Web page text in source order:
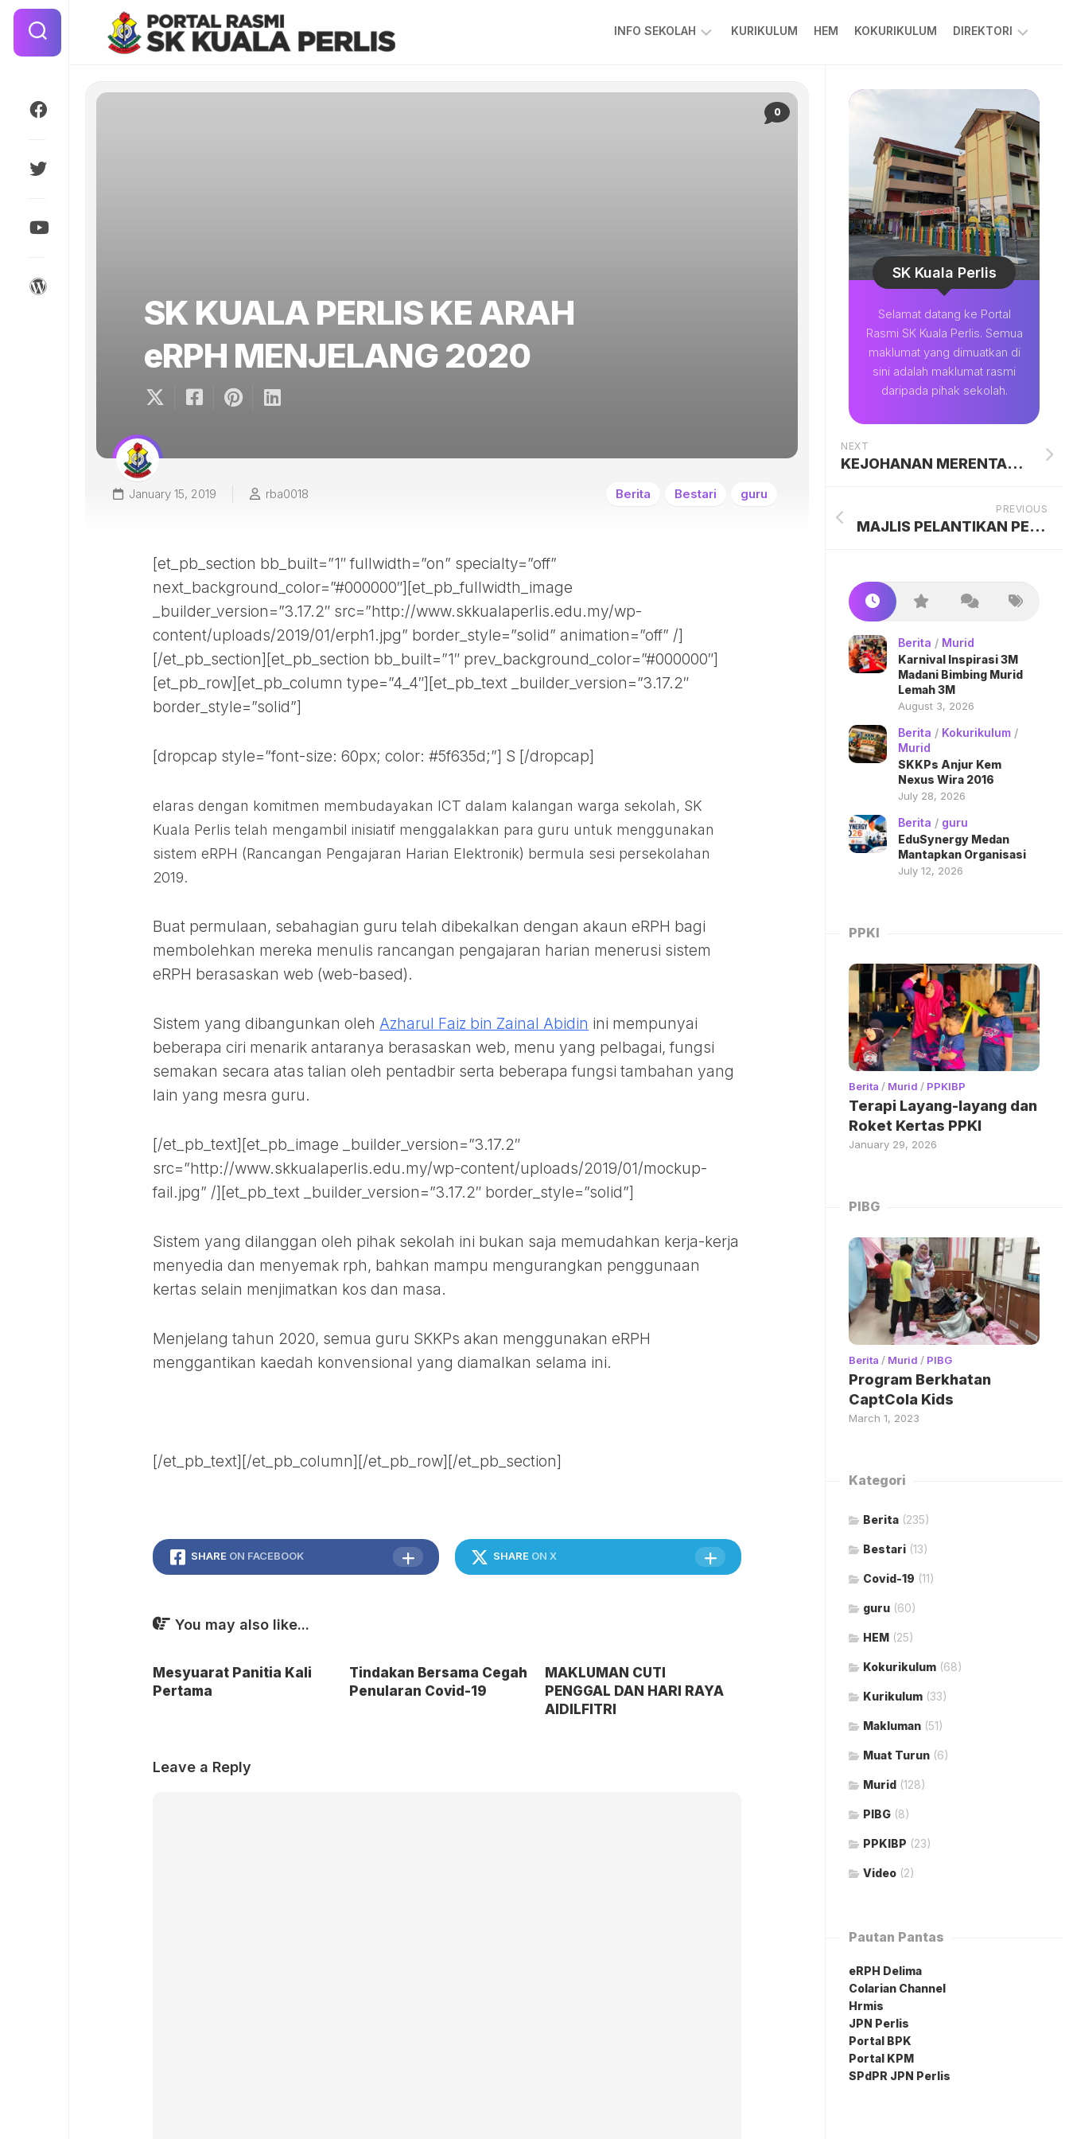
Skip
content
INFO SEKOLAH
&
KURIKULUM HEM KOKURIKULUM DIREKTORI
PIBG
COLARIAN
CHANNEL
MUAT
TURUN
BESTARI
SOALAN
LAZIM
0
SK KUALA PERLIS KE ARAH
eRPH MENJELANG 2020
January 15, 2019 rba0018 Berita Bestari guru
[et_pb_section bb_built=”1″ fullwidth=”on” specialty=”off”
next_background_color=”#000000″][et_pb_fullwidth_image
_builder_version=”3.17.2″ src=”http://www.skkualaperlis.edu.my/wp-
content/uploads/2019/01/erph1.jpg” border_style=”solid” animation=”off” /]
[/et_pb_section][et_pb_section bb_built=”1″ prev_background_color=”#000000″]
[et_pb_row][et_pb_column type=”4_4″][et_pb_text _builder_version=”3.17.2″
border_style=”solid”]
[dropcap style=”font-size: 60px; color: #5f635d;”] S [/dropcap]
elaras dengan komitmen membudayakan ICT dalam kalangan warga sekolah, SK
Kuala Perlis telah mengambil inisiatif menggalakkan para guru untuk menggunakan
sistem eRPH (Rancangan Pengajaran Harian Elektronik) bermula sesi persekolahan
2019.
Buat permulaan, sebahagian guru telah dibekalkan dengan akaun eRPH bagi
membolehkan mereka menulis rancangan pengajaran harian menerusi sistem
eRPH berasaskan web (web-based).
Sistem yang dibangunkan oleh Azharul Faiz bin Zainal Abidin ini mempunyai
beberapa ciri menarik antaranya berasaskan web, menu yang pelbagai, fungsi
semakan secara atas talian oleh pentadbir serta beberapa fungsi tambahan yang
lain yang mesra guru.
[/et_pb_text][et_pb_image _builder_version=”3.17.2″
src=”http://www.skkualaperlis.edu.my/wp-content/uploads/2019/01/mockup-
fail.jpg” /][et_pb_text _builder_version=”3.17.2″ border_style=”solid”]
Sistem yang dilanggan oleh pihak sekolah ini bukan saja memudahkan kerja-kerja
menyedia dan menyemak rph, bahkan mampu mengurangkan penggunaan
kertas selain menjimatkan kos dan masa.
Menjelang tahun 2020, semua guru SKKPs akan menggunakan eRPH
menggantikan kaedah konvensional yang diamalkan selama ini.
[/et_pb_text][/et_pb_column][/et_pb_row][/et_pb_section]
SHARE ON FACEBOOK SHARE ON X
You may also like...
Mesyuarat Panitia Kali
Pertama
Tindakan Bersama Cegah
Penularan Covid-19
MAKLUMAN CUTI
PENGGAL DAN HARI RAYA
AIDILFITRI
Leave a Reply
SK Kuala Perlis
Selamat datang ke Portal
Rasmi SK Kuala Perlis. Semua
maklumat yang dimuatkan di
sini adalah maklumat rasmi
daripada pihak sekolah.
NEXT
KEJOHANAN MERENTAS DESA SKKPs 2019
PREVIOUS
MAJLIS PELANTIKAN PENGAWAS SEKOLAH 2019
Berita / Murid
Karnival Inspirasi 3M
Madani Bimbing Murid
Lemah 3M
August 3, 2026
Berita / Kokurikulum /
Murid
SKKPs Anjur Kem
Nexus Wira 2016
July 28, 2026
Berita / guru
EduSynergy Medan
Mantapkan Organisasi
July 12, 2026
PPKI
Berita / Murid / PPKIBP
Terapi Layang-layang dan
Roket Kertas PPKI
January 29, 2026
PIBG
Berita / Murid / PIBG
Program Berkhatan
CaptCola Kids
March 1, 2023
Kategori
Berita (235)
Bestari (13)
Covid-19 (11)
guru (60)
HEM (25)
Kokurikulum (68)
Kurikulum (33)
Makluman (51)
Muat Turun (6)
Murid (128)
PIBG (8)
PPKIBP (23)
Video (2)
Pautan Pantas
eRPH Delima
Colarian Channel
Hrmis
JPN Perlis
Portal BPK
Portal KPM
SPdPR JPN Perlis